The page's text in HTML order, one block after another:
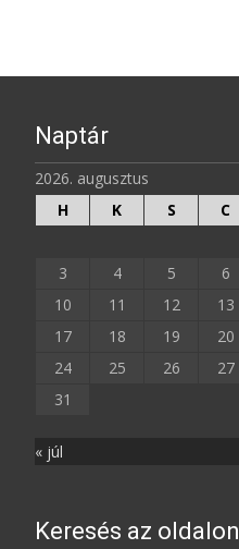
Naptár
2026. augusztus
H
K S C
3
4 5 6
10
11 12 13
17
18 19 20
24
25 26 27
31
« júl
Keresés az oldalon